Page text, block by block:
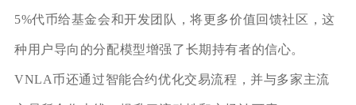
5%代币给基金会和开发团队，将更多价值回馈社区，这
种用户导向的分配模型增强了长期持有者的信心。
VNLA币还通过智能合约优化交易流程，并与多家主流